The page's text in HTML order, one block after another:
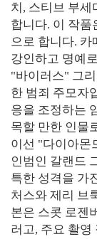
치, 스티브 부세
합니다. 이 작품
으로 합니다. 카
강인하고 명예
"바이러스" 그
한 범죄 주모자
응을 조정하는
목할 만한 인물
이선 "다이아몬
인범인 갈랜드
특한 성격을 가
처스와 제리 브
본은 스콧 로젠
러고, 주요 촬영